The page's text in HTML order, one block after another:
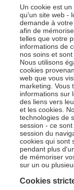
Un cookie est
qu'un site web -
demande à
afin de
telles que votre
informations de
nos soins et
Nous utilisons
cookies
web que vous
marketing. Vous
informations sur
des liens vers
et les cookies.
technologies de
session - ce
session du
cookies qui sont
pendant plus
de mémoriser
sur un ou
Cookies